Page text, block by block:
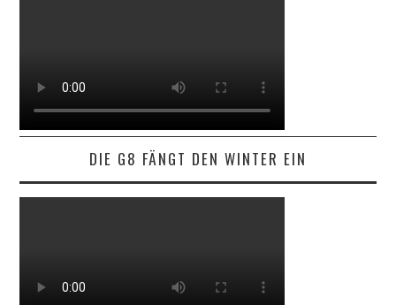
DIE G8 FÄNGT DEN WINTER EIN